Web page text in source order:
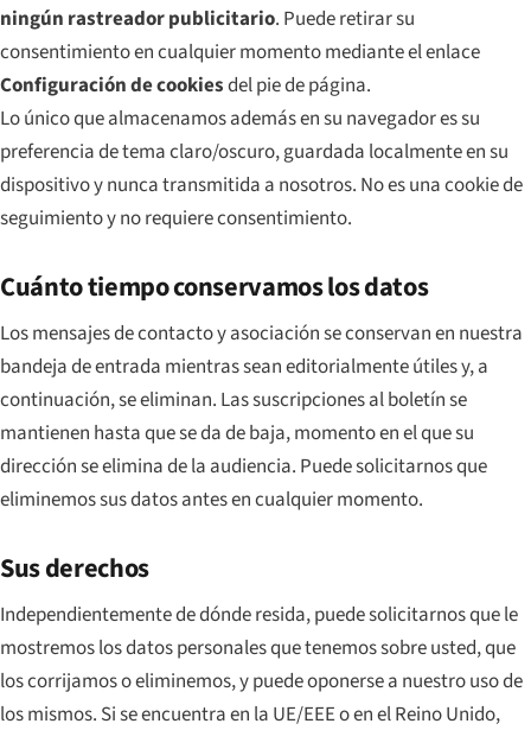
ningún rastreador publicitario. Puede retirar su
consentimiento en cualquier momento mediante el enlace
Configuración de cookiesdel pie de página.
Lo único que almacenamos además en su navegador es su
preferencia de tema claro/oscuro, guardada localmente en su
dispositivo y nunca transmitida a nosotros. No es una cookie de
seguimiento y no requiere consentimiento.
Cuánto tiempo conservamos los datos
Los mensajes de contacto y asociación se conservan en nuestra
bandeja de entrada mientras sean editorialmente útiles y, a
continuación, se eliminan. Las suscripciones al boletín se
mantienen hasta que se da de baja, momento en el que su
dirección se elimina de la audiencia. Puede solicitarnos que
eliminemos sus datos antes en cualquier momento.
Sus derechos
Independientemente de dónde resida, puede solicitarnos que le
mostremos los datos personales que tenemos sobre usted, que
los corrijamos o eliminemos, y puede oponerse a nuestro uso de
los mismos. Si se encuentra en la UE/EEE o en el Reino Unido,